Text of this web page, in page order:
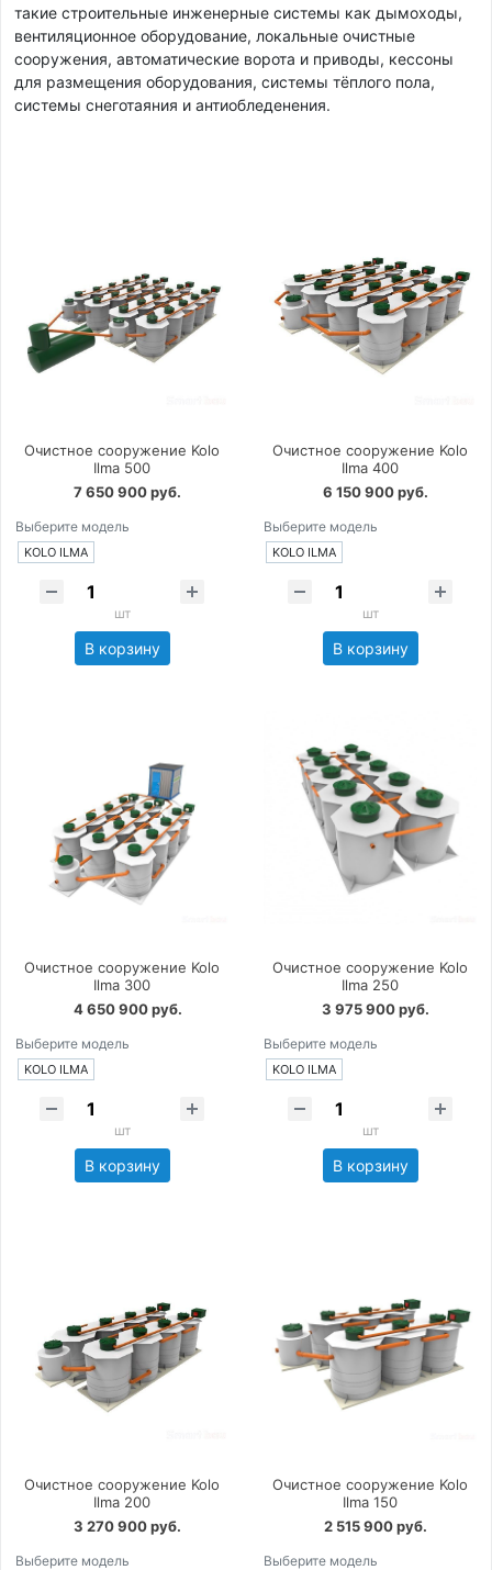
такие строительные инженерные системы как дымоходы,
вентиляционное оборудование, локальные очистные
сооружения, автоматические ворота и приводы, кессоны
для размещения оборудования, системы тёплого пола,
системы снеготаяния и антиобледенения.
Очистное сооружение Kolo
Ilma 500
7 650 900 руб.
Выберите модель
KOLO ILMA
шт
В корзину
Очистное сооружение Kolo
Ilma 400
6 150 900 руб.
Выберите модель
KOLO ILMA
шт
В корзину
Очистное сооружение Kolo
Ilma 300
4 650 900 руб.
Выберите модель
KOLO ILMA
шт
В корзину
Очистное сооружение Kolo
Ilma 250
3 975 900 руб.
Выберите модель
KOLO ILMA
шт
В корзину
Очистное сооружение Kolo
Ilma 200
3 270 900 руб.
Выберите модель
Очистное сооружение Kolo
Ilma 150
2 515 900 руб.
Выберите модель